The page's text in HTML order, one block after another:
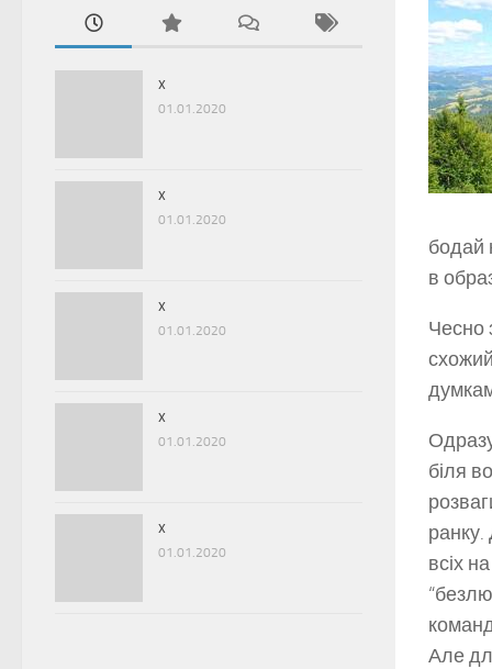
бодай
в
Чесно
біля
ранку.
всіх
Але
x
01.01.2020
x
01.01.2020
x
01.01.2020
x
01.01.2020
x
01.01.2020